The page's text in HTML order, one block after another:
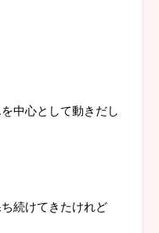
中心として動きだし
続けてきたけれど